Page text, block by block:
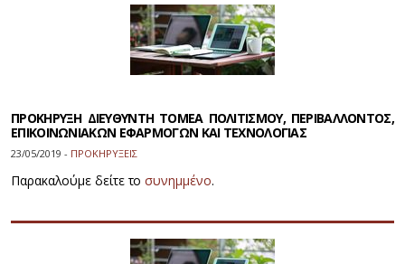
ΠΡΟΚΗΡΥΞΗ ΔΙΕΥΘΥΝΤΗ ΤΟΜΕΑ ΠΟΛΙΤΙΣΜΟΥ, ΠΕΡΙΒΑΛΛΟΝΤΟΣ,
ΕΠΙΚΟΙΝΩΝΙΑΚΩΝ ΕΦΑΡΜΟΓΩΝ ΚΑΙ ΤΕΧΝΟΛΟΓΙΑΣ
23/05/2019 - ΠΡΟΚΗΡΥΞΕΙΣ
Παρακαλούμε δείτε τοσυνημμένο.